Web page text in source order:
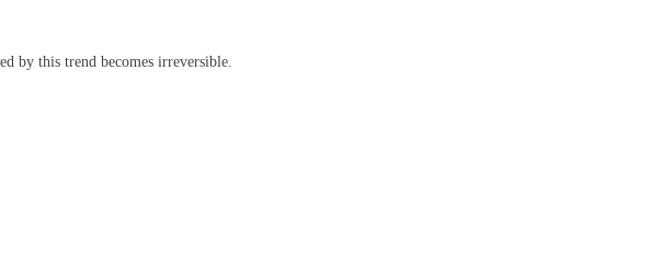
by this trend becomes irreversible.